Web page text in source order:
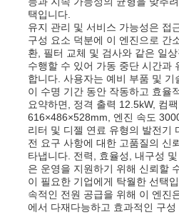
품질 관리
연락처
뉴스
모든 케이스
견적 요청
택입니다.
유지 관리 및 서비스 가능성은 접
구성 요소 덕분에 이 엔진으로 간
환, 필터 교체 및 검사와 같은 일
수행할 수 있어 가동 중단 시간과
합니다. 사용자는 예비 부품 및 기
이 수명 기간 동안 작동하고 효율
요약하면, 정격 출력 12.5kW, 컴
616×486×528mm, 엔진 속도
리터 및 디젤 연료 유형의 발전기
전 요구 사항에 대한 고품질의 신
타냅니다. 전력, 효율성, 내구성
은 운영을 지원하기 위해 신뢰할
이 필요한 기업에게 탁월한 선택
속적인 전원 공급을 위해 이 엔진
에서 다재다능하고 효과적인 구성